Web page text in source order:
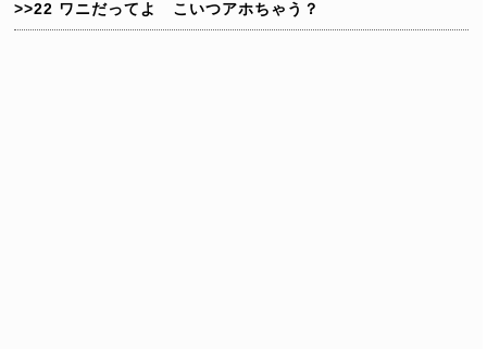
>>22 ワニだってよ こいつアホちゃう？